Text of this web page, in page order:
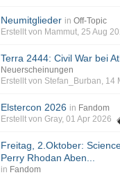
Neumitglieder in Off-Topic
Erstellt von Mammut, 25 Aug
Terra 2444: Civil War bei
Neuerscheinungen
Erstellt von Stefan_Burban, 14
Elstercon 2026 in Fandom
Erstellt von Gray, 01 Apr 2026
Freitag, 2.Oktober:
Perry Rhodan Aben...
in Fandom